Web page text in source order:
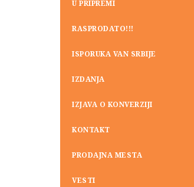
U PRIPREMI
RASPRODATO!!!
ISPORUKA VAN SRBIJE
IZDANJA
IZJAVA O KONVERZIJI
KONTAKT
PRODAJNA MESTA
VESTI